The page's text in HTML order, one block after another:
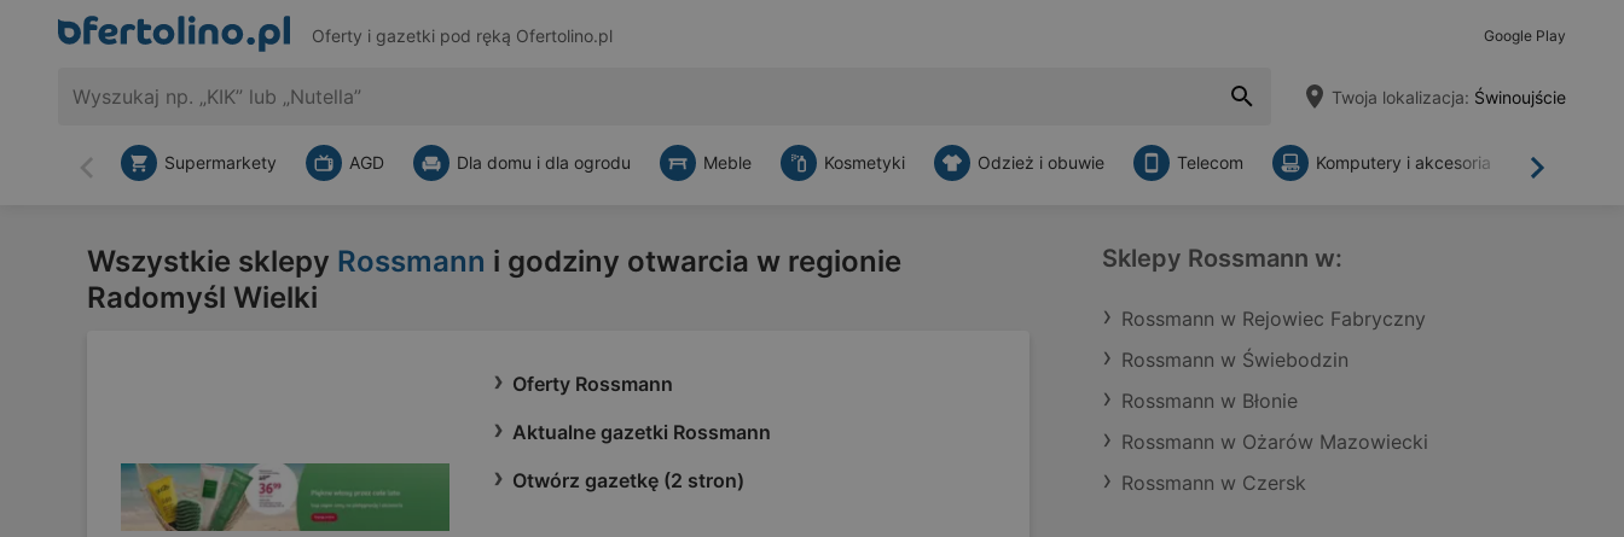
Oferty i gazetki pod ręką Ofertolino.pl Google Play
Twoja lokalizacja: Świnoujście
Wstecz Dalej
Supermarkety AGD Dla domu i dla ogrodu Meble Kosmetyki Odzież i obuwie Telecom Komputery i akcesoria
Wszystkie sklepy Rossmann i godziny otwarcia w regionie
Radomyśl Wielki
Oferty Rossmann
Aktualne gazetki Rossmann
Otwórz gazetkę (2 stron)
Sklepy Rossmann w:
Rossmann w Rejowiec Fabryczny
Rossmann w Świebodzin
Rossmann w Błonie
Rossmann w Ożarów Mazowiecki
Rossmann w Czersk